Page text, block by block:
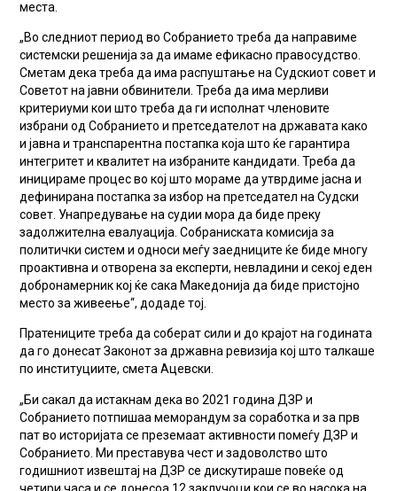
места.
„Во следниот период во Собранието треба да направиме
системски решенија за да имаме ефикасно правосудство.
Сметам дека треба да има распуштање на Судскиот совет и
Советот на јавни обвинители. Треба да има мерливи
критериуми кои што треба да ги исполнат членовите
избрани од Собранието и претседателот на државата како
и јавна и транспарентна постапка која што ќе гарантира
интегритет и квалитет на избраните кандидати. Треба да
иницираме процес во кој што мораме да утврдиме јасна и
дефинирана постапка за избор на претседател на Судски
совет. Унапредување на судии мора да биде преку
задолжителна евалуација. Собраниската комисија за
политички систем и односи меѓу заедниците ќе биде многу
проактивна и отворена за експерти, невладини и секој еден
добронамерник кој ќе сака Македонија да биде пристојно
место за живеење“, додаде тој.
Пратениците треба да соберат сили и до крајот на годината
да го донесат Законот за државна ревизија кој што талкаше
по институциите, смета Ацевски.
„Би сакал да истакнам дека во 2021 година ДЗР и
Собранието потпишаа меморандум за соработка и за прв
пат во историјата се преземаат активности помеѓу ДЗР и
Собранието. Ми преставува чест и задоволство што
годишниот извештај на ДЗР се дискутираше повеќе од
четири часа и се донесоа 12 заклучоци кои се во насока на